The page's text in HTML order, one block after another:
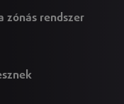
zónás rendszer